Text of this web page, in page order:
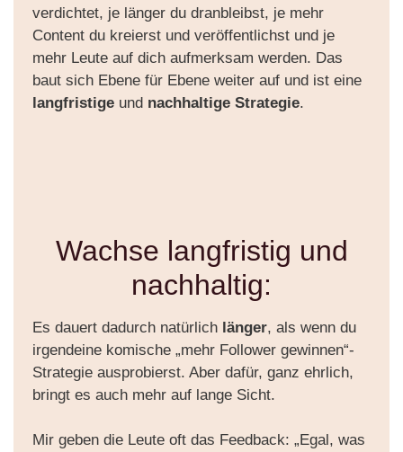
verdichtet, je länger du dranbleibst, je mehr
Content du kreierst und veröffentlichst und je
mehr Leute auf dich aufmerksam werden. Das
baut sich Ebene für Ebene weiter auf und ist eine
langfristige und nachhaltige Strategie.
Wachse langfristig und
nachhaltig:
Es dauert dadurch natürlich länger, als wenn du
irgendeine komische „mehr Follower gewinnen“-
Strategie ausprobierst. Aber dafür, ganz ehrlich,
bringt es auch mehr auf lange Sicht.
Mir geben die Leute oft das Feedback: „Egal, was